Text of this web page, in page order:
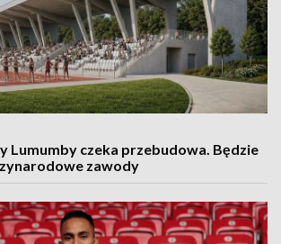
Lumumby czeka przebudowa. Będzie
zawody